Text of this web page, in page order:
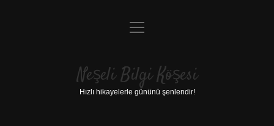
Anasayfa
Yasal Uyarı
menüyü
Neşeli Bilgi Köşesi
Hızlı hikayelerle gününü şenlendir!